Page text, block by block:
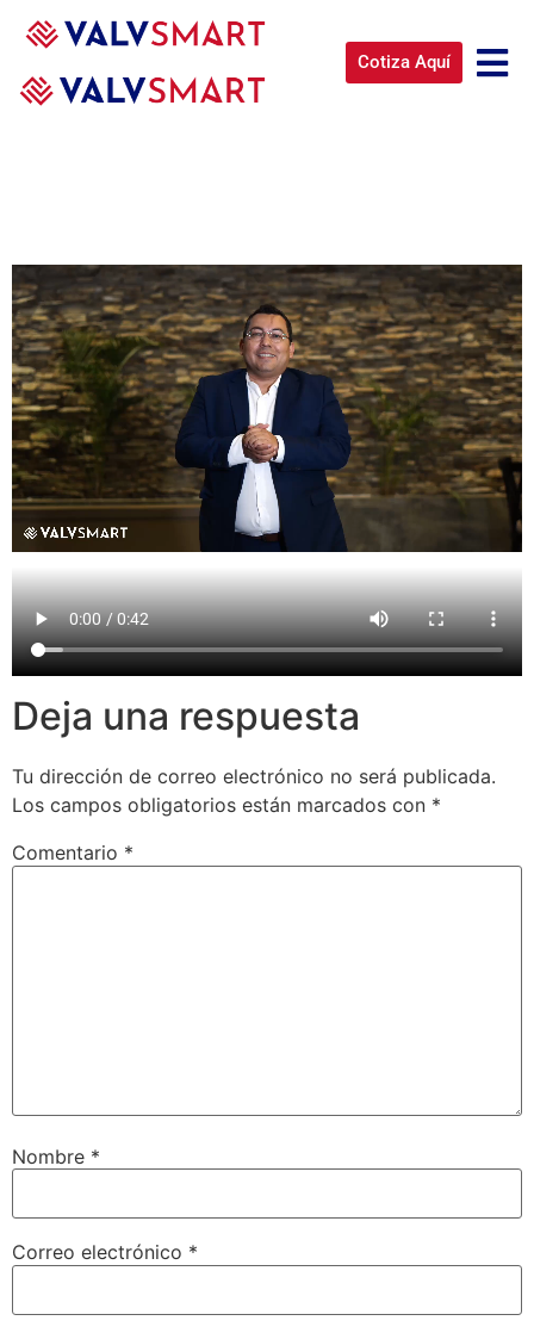
Cotiza Aquí
valvsmart-congreso-
tecnico-2026-H-E01
Deja una respuesta
Tu dirección de correo electrónico no será publicada.
Los campos obligatorios están marcados con *
Comentario *
Nombre *
Correo electrónico *